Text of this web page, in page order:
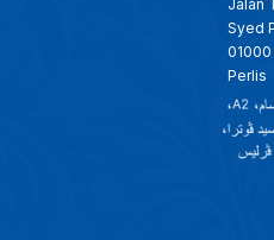
Jalan
Syed
01000
Perlis